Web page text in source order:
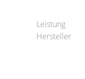
Leistung
Hersteller